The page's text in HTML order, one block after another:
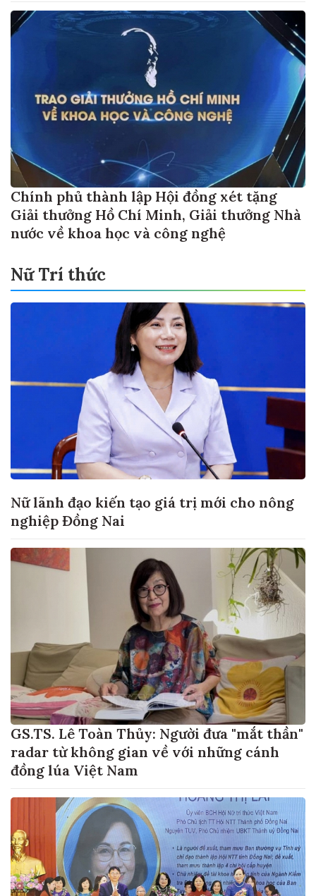
Chính phủ thành lập Hội đồng xét tặng
Giải thưởng Hồ Chí Minh, Giải thưởng Nhà
nước về khoa học và công nghệ
Nữ Trí thức
Nữ lãnh đạo kiến tạo giá trị mới cho nông
nghiệp Đồng Nai
GS.TS. Lê Toàn Thủy: Người đưa "mắt thần"
radar từ không gian về với những cánh
đồng lúa Việt Nam